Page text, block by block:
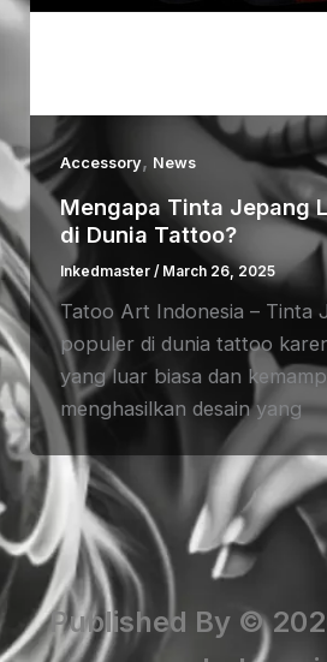
Accessory, News
Mengapa Tinta Jepang
di Dunia Tattoo?
Inkedmaster / March 26, 2025
Tatoo Art Indonesia – Tinta
populer di dunia tattoo
yang luar biasa dan
menghasilkan desain yang
Published By ©